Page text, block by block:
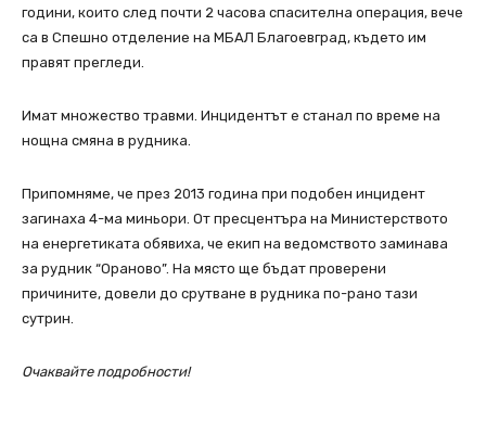
години, които след почти 2 часова спасителна операция, вече
са в Спешно отделение на МБАЛ Благоевград, където им
правят прегледи.
Имат множество травми. Инцидентът е станал по време на
нощна смяна в рудника.
Припомняме, че през 2013 година при подобен инцидент
загинаха 4-ма миньори. От пресцентъра на Министерството
на енергетиката обявиха, че екип на ведомството заминава
за рудник “Ораново”. На място ще бъдат проверени
причините, довели до срутване в рудника по-рано тази
сутрин.
Очаквайте подробности!